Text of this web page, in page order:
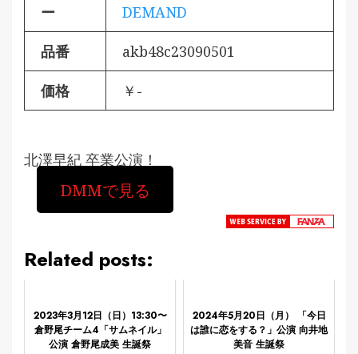
ー
DEMAND
品番 akb48c23090501
価格 ￥-
北澤早紀 卒業公演！
DMMで見る
Related posts:
2023年3月12日（日）13:30〜
倉野尾チーム4「サムネイル」
公演 倉野尾成美 生誕祭
2024年5月20日（月） 「今日
は誰に恋をする？」公演 向井地
美音 生誕祭